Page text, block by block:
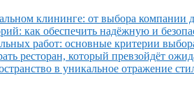
клининге: от выбора компании
как обеспечить надёжную и
работ: основные критерии
ресторан, который превзойдёт
в уникальное отражение